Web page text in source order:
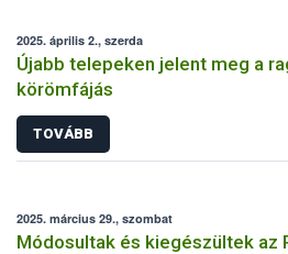
2025. április 2., szerda
Újabb telepeken jelent meg a
körömfájás
TOVÁBB
2025. március 29., szombat
Módosultak és kiegészültek az